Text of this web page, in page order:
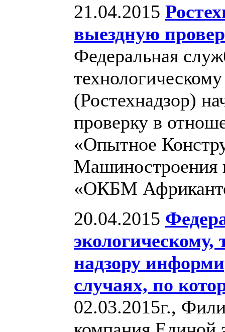
21.04.2015
выездную
Федеральная
(Ростехнадзор)
проверку в
«Опытное
«ОКБМ
20.04.2015
экологическому,
надзору
случаях, по
02.03.2015г.,